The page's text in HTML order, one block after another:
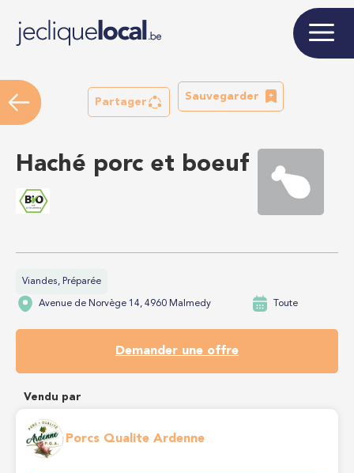
Partager
Sauvegarder
Haché porc et boeuf
Viandes, Préparée
Avenue de Norvège 14, 4960 Malmedy Toute
Demander une offre
Vendu par
Porcs Qualite Ardenne